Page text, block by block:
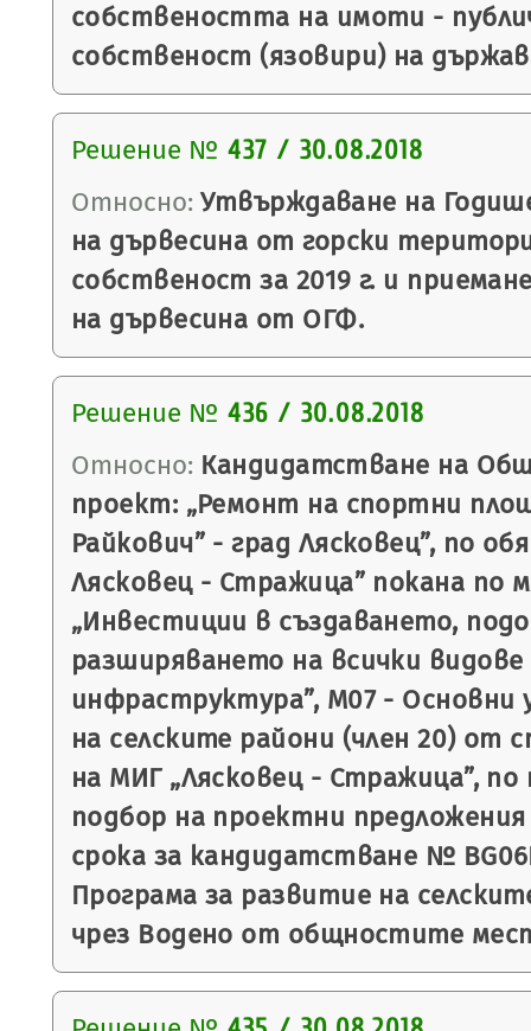
собствеността на имоти -
собственост (язовири) на
Решение № 437 / 30.08.2018
Относно: Утвърждаване на
на дървесина от горски
собственост за 2019 г. и
на дървесина от ОГФ.
Решение № 436 / 30.08.2018
Относно: Кандидатстване на
проект: „Ремонт на спортни
Райкович” - град Лясковец”, по
Лясковец - Стражица” покана по
„Инвестиции в създаването,
разширяването на всички
инфраструктура”, М07 - Основни
на селските райони (член 20) от
на МИГ „Лясковец - Стражица”, по
подбор на проектни предложения
срока за кандидатстване №
Програма за развитие на
чрез Водено от общностите